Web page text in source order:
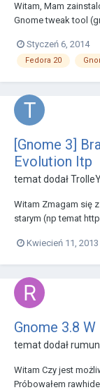
Witam, Mam
Gnome tweak tool
przesunąć z OFF na
OFF a w terminalu
Styczeń 6, 2014
Fedora 20
[Gnome 3]
Evolution Itp
temat dodał
Witam Zmagam się
starym (np temat
nie działały u mnie
Kwiecień 11, 2013
Gnome 3.8
temat dodał
Witam Czy jest
Próbowałem